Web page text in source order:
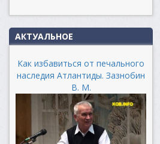
АКТУАЛЬНОЕ
Как избавиться от печального
наследия Атлантиды. Зазнобин
В. М.